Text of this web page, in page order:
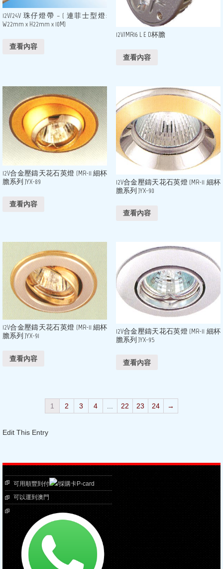
12V/24V 珠仔燈帶 – ( 連菲士型燈:
W22mm x H22mm x 10M)
查看內容
12V/MR16 L E D杯膽
查看內容
12V合金壓鑄天花石英燈 (MR-11 細杯
膽系列 )YX-89
查看內容
12V合金壓鑄天花石英燈 (MR-11 細杯
膽系列 )YX-90
查看內容
12V合金壓鑄天花石英燈 (MR-11 細杯
膽系列 )YX-91
查看內容
12V合金壓鑄天花石英燈 (MR-11 細杯
膽系列 )YX-95
查看內容
1 2 3 4 22 23 24 →
Edit This Entry
可用順豐到付
/採購卡P-card
可以運到澳門